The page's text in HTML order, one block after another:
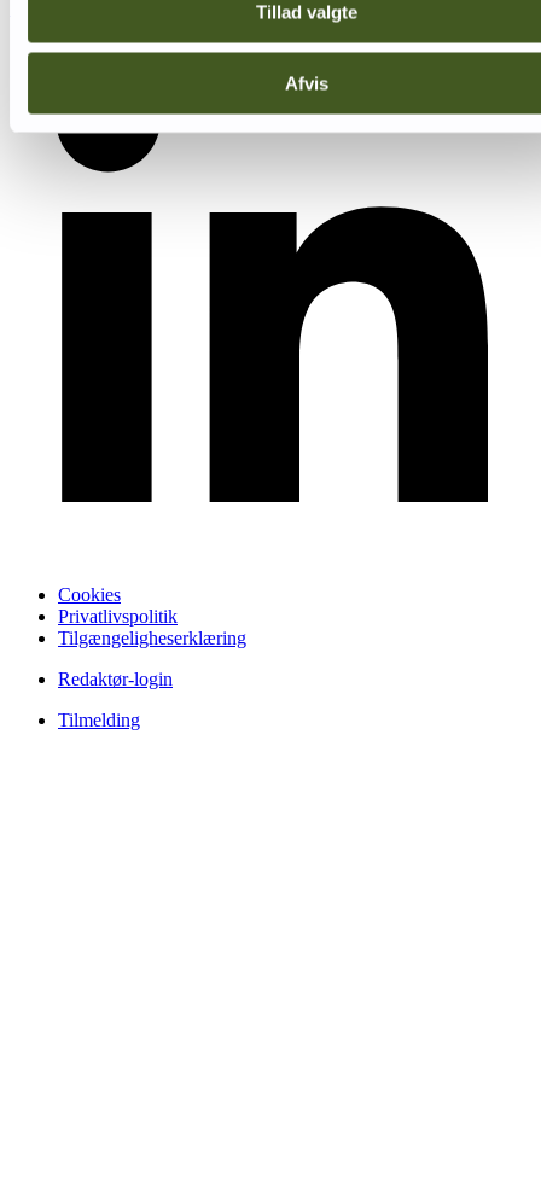
Tillad valgte
Afvis
Cookies
Privatlivspolitik
Tilgængeligheserklæring
Redaktør-login
Tilmelding